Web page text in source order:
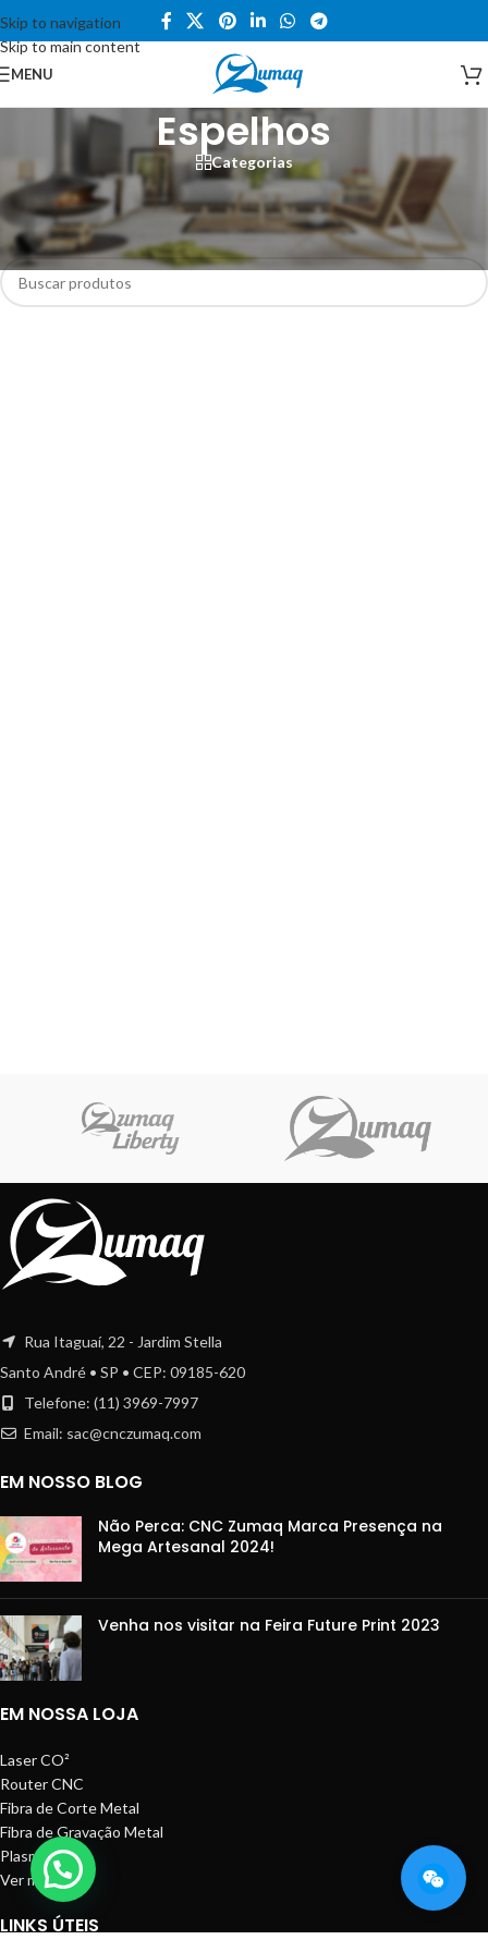
Skip to navigation
Skip to main content
MENU
Espelhos
Categorias
Início/Loja/ Laser CO²/ Espelhos
Nenhum produto foi encontrado para a sua seleção.
Rua Itaguaí, 22 - Jardim Stella
Santo André • SP • CEP: 09185-620
Telefone: (11) 3969-7997
Email: sac@cnczumaq.com
EM NOSSO BLOG
Não Perca: CNC Zumaq Marca Presença na
Mega Artesanal 2024!
Venha nos visitar na Feira Future Print 2023
EM NOSSA LOJA
Laser CO²
Router CNC
Fibra de Corte Metal
Fibra de Gravação Metal
Plasma CNC
Ver mais
LINKS ÚTEIS